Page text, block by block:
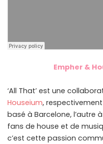
Empher &
‘All That’ est une
Houseium,
basé à Barcelone, l’autre
fans de house et de
c’est cette passion